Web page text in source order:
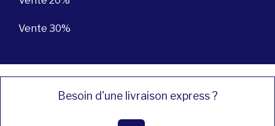
Vente 30%
Besoin d'une livraison express ?